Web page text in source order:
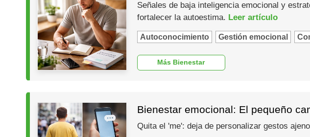
Señales de baja inteligencia emocional y
fortalecer la autoestima. Leer artículo
Autoconocimiento Gestión emocional
Más Bienestar
Bienestar emocional: El pequeño
Quita el 'me': deja de personalizar gestos